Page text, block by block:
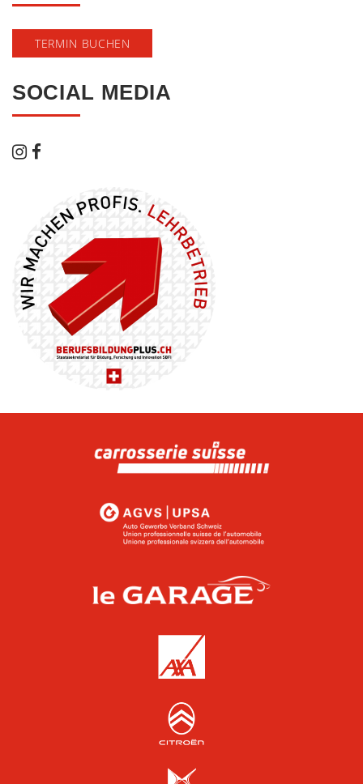
TERMIN BUCHEN
SOCIAL MEDIA